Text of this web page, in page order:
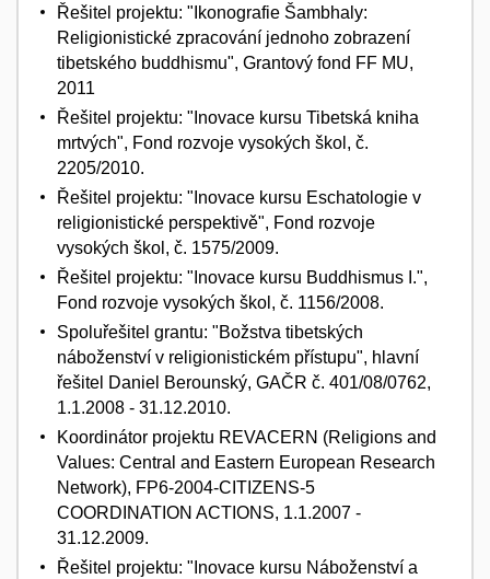
Řešitel projektu: "Ikonografie Šambhaly:
Religionistické zpracování jednoho zobrazení
tibetského buddhismu", Grantový fond FF MU,
2011
Řešitel projektu: "Inovace kursu Tibetská kniha
mrtvých", Fond rozvoje vysokých škol, č.
2205/2010.
Řešitel projektu: "Inovace kursu Eschatologie v
religionistické perspektivě", Fond rozvoje
vysokých škol, č. 1575/2009.
Řešitel projektu: "Inovace kursu Buddhismus I.",
Fond rozvoje vysokých škol, č. 1156/2008.
Spoluřešitel grantu: "Božstva tibetských
náboženství v religionistickém přístupu", hlavní
řešitel Daniel Berounský, GAČR č. 401/08/0762,
1.1.2008 - 31.12.2010.
Koordinátor projektu REVACERN (Religions and
Values: Central and Eastern European Research
Network), FP6-2004-CITIZENS-5
COORDINATION ACTIONS, 1.1.2007 -
31.12.2009.
Řešitel projektu: "Inovace kursu Náboženství a